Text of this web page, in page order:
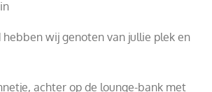
wij genoten van jullie plek en
achter op de lounge-bank met